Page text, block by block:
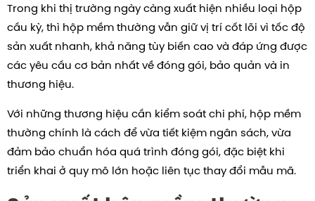
Trong khi thị trường ngày càng xuất hiện nhiều loại hộp
cầu kỳ, thì hộp mềm thường vẫn giữ vị trí cốt lõi vì tốc độ
sản xuất nhanh, khả năng tùy biến cao và đáp ứng được
các yêu cầu cơ bản nhất về đóng gói, bảo quản và in
thương hiệu.
Với những thương hiệu cần kiểm soát chi phí, hộp mềm
thường chính là cách để vừa tiết kiệm ngân sách, vừa
đảm bảo chuẩn hóa quá trình đóng gói, đặc biệt khi
triển khai ở quy mô lớn hoặc liên tục thay đổi mẫu mã.